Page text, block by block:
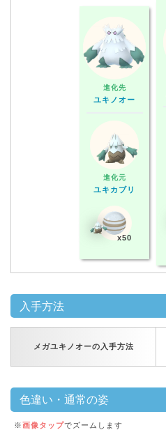
進化先
ユキノオー
進化元
ユキカブリ
x50
入手方法
メガユキノオーの入手方法
色違い・通常の姿
※画像タップでズームします